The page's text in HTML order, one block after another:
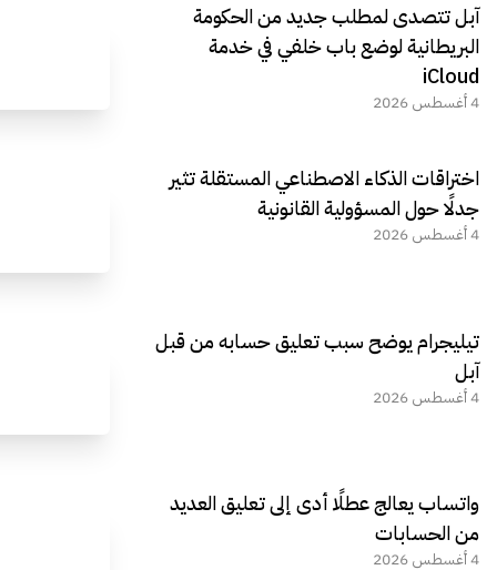
آبل تتصدى لمطلب جديد من الحكومة
البريطانية لوضع باب خلفي في خدمة
iCloud
4 أغسطس 2026
اختراقات الذكاء الاصطناعي المستقلة تثير
جدلًا حول المسؤولية القانونية
4 أغسطس 2026
تيليجرام يوضح سبب تعليق حسابه من قبل
آبل
4 أغسطس 2026
واتساب يعالج عطلًا أدى إلى تعليق العديد
من الحسابات
4 أغسطس 2026